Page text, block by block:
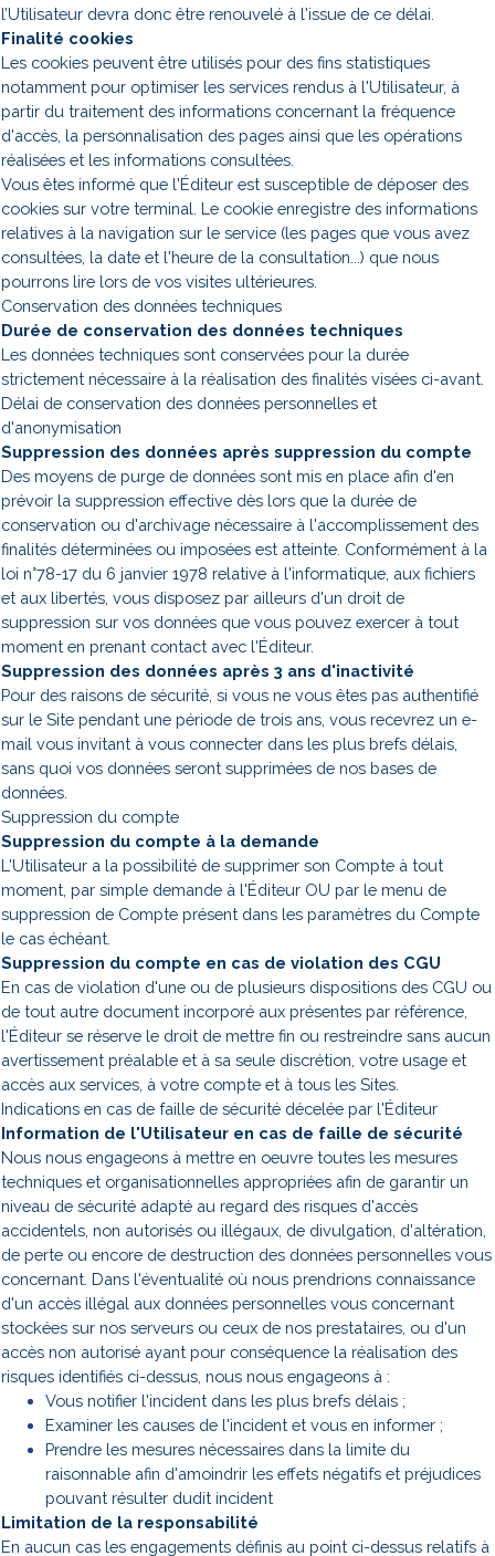
l’Utilisateur devra donc être renouvelé à l'issue de ce délai.
Finalité cookies
Les cookies peuvent être utilisés pour des fins statistiques
notamment pour optimiser les services rendus à l'Utilisateur, à
partir du traitement des informations concernant la fréquence
d'accès, la personnalisation des pages ainsi que les opérations
réalisées et les informations consultées.
Vous êtes informé que l'Éditeur est susceptible de déposer des
cookies sur votre terminal. Le cookie enregistre des informations
relatives à la navigation sur le service (les pages que vous avez
consultées, la date et l'heure de la consultation...) que nous
pourrons lire lors de vos visites ultérieures.
Conservation des données techniques
Durée de conservation des données techniques
Les données techniques sont conservées pour la durée
strictement nécessaire à la réalisation des finalités visées ci-avant.
Délai de conservation des données personnelles et
d'anonymisation
Suppression des données après suppression du compte
Des moyens de purge de données sont mis en place afin d'en
prévoir la suppression effective dès lors que la durée de
conservation ou d'archivage nécessaire à l'accomplissement des
finalités déterminées ou imposées est atteinte. Conformément à la
loi n°78-17 du 6 janvier 1978 relative à l'informatique, aux fichiers
et aux libertés, vous disposez par ailleurs d'un droit de
suppression sur vos données que vous pouvez exercer à tout
moment en prenant contact avec l'Éditeur.
Suppression des données après 3 ans d'inactivité
Pour des raisons de sécurité, si vous ne vous êtes pas authentifié
sur le Site pendant une période de trois ans, vous recevrez un e-
mail vous invitant à vous connecter dans les plus brefs délais,
sans quoi vos données seront supprimées de nos bases de
données.
Suppression du compte
Suppression du compte à la demande
L'Utilisateur a la possibilité de supprimer son Compte à tout
moment, par simple demande à l'Éditeur OU par le menu de
suppression de Compte présent dans les paramètres du Compte
le cas échéant.
Suppression du compte en cas de violation des CGU
En cas de violation d'une ou de plusieurs dispositions des CGU ou
de tout autre document incorporé aux présentes par référence,
l'Éditeur se réserve le droit de mettre fin ou restreindre sans aucun
avertissement préalable et à sa seule discrétion, votre usage et
accès aux services, à votre compte et à tous les Sites.
Indications en cas de faille de sécurité décelée par l'Éditeur
Information de l'Utilisateur en cas de faille de sécurité
Nous nous engageons à mettre en oeuvre toutes les mesures
techniques et organisationnelles appropriées afin de garantir un
niveau de sécurité adapté au regard des risques d'accès
accidentels, non autorisés ou illégaux, de divulgation, d'altération,
de perte ou encore de destruction des données personnelles vous
concernant. Dans l'éventualité où nous prendrions connaissance
d'un accès illégal aux données personnelles vous concernant
stockées sur nos serveurs ou ceux de nos prestataires, ou d'un
accès non autorisé ayant pour conséquence la réalisation des
risques identifiés ci-dessus, nous nous engageons à :
Vous notifier l'incident dans les plus brefs délais ;
Examiner les causes de l'incident et vous en informer ;
Prendre les mesures nécessaires dans la limite du
raisonnable afin d'amoindrir les effets négatifs et préjudices
pouvant résulter dudit incident
Limitation de la responsabilité
En aucun cas les engagements définis au point ci-dessus relatifs à